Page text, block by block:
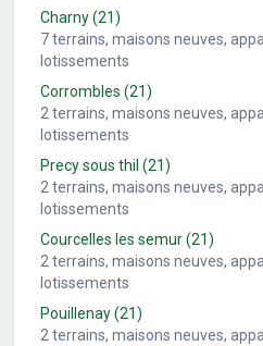
Charny(21)
7terrains, maisons neuves,
lotissements
Corrombles (21)
2 terrains, maisons neuves,
lotissements
Precy sous thil (21)
2 terrains, maisons neuves,
lotissements
Courcelles les semur(21)
2 terrains, maisons neuves,
lotissements
Pouillenay(21)
2 terrains, maisons neuves,